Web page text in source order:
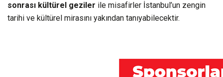
sonrası kültürel geziler ile misafirler İstanbul’un zengin
tarihi ve kültürel mirasını yakından tanıyabilecektir.